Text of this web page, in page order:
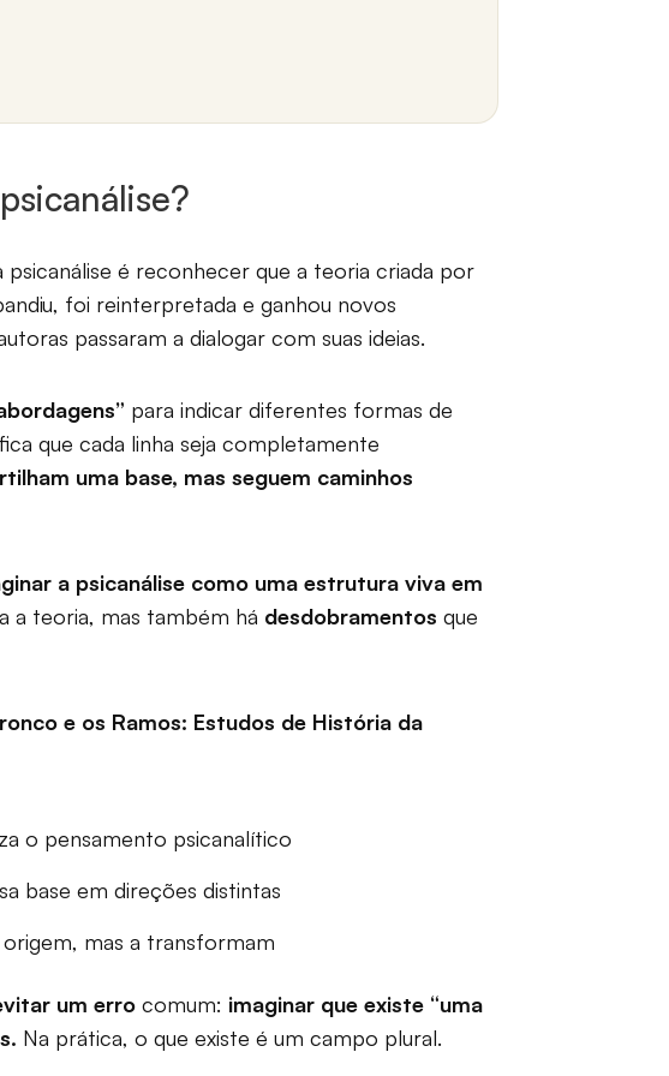
psicanálise é reconhecer que a teoria criada por
foi reinterpretada e ganhou novos
passaram a dialogar com suas ideias.
para indicar diferentes formas de
que cada linha seja completamente
uma base, mas seguem caminhos
a psicanálise como uma estrutura viva em
a teoria, mas também há desdobramentos que
e os Ramos: Estudos de História da
o pensamento psicanalítico
base em direções distintas
mas a transformam
um erro comum: imaginar que existe “uma
Na prática, o que existe é um campo plural.